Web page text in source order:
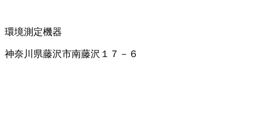
環境測定機器
神奈川県藤沢市南藤沢１７－６